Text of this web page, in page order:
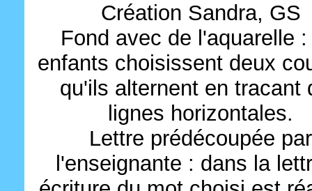
Création Sandra, GS
Fond avec de l'aquarelle
enfants choisissent deux
qu'ils alternent en tracant
lignes horizontales.
Lettre prédécoupée par
l'enseignante : dans la